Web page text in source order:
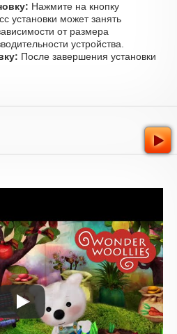
Нажмите на кнопку
установки может занять
от размера
устройства.
После завершения установки